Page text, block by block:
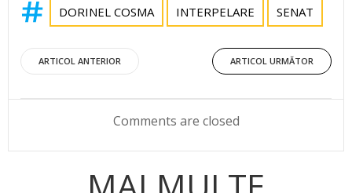
DORINEL COSMA INTERPELARE SENAT
Post
navigation
ARTICOL ANTERIOR
Post
navigation
ARTICOL URMĂTOR
Comments are closed